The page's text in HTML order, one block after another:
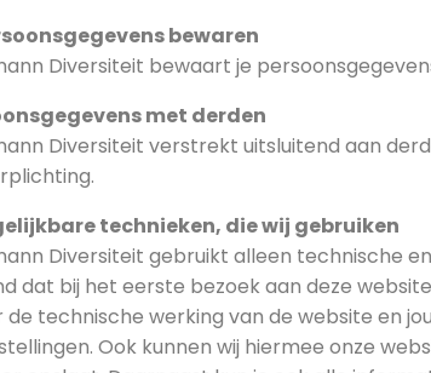
bewaren
Diversiteit bewaart je
met derden
Diversiteit verstrekt uitsluitend aan
technieken, die wij gebruiken
Diversiteit gebruikt alleen technische
dat bij het eerste bezoek aan deze
de technische werking van de website en
Ook kunnen wij hiermee onze